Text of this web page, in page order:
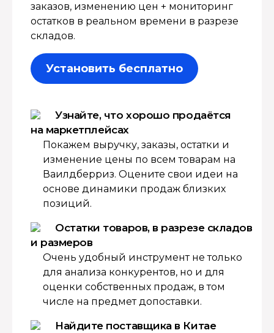
заказов, изменению цен + мониторинг
остатков в реальном времени в разрезе
складов.
Установить бесплатно
Узнайте, что хорошо продаётся
на маркетплейсах
Покажем выручку, заказы, остатки и
изменение цены по всем товарам на
Ваилдберриз. Оцените свои идеи на
основе динамики продаж близких
позиций.
Остатки товаров, в разрезе складов
и размеров
Очень удобный инструмент не только
для анализа конкурентов, но и для
оценки собственных продаж, в том
числе на предмет допоставки.
Найдите поставщика в Китае